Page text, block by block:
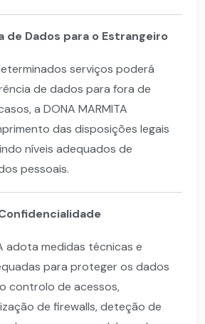
de Dados para o Estrangeiro
serviços poderá
de dados para fora de
a DONA MARMITA
das disposições legais
níveis adequados de
pessoais.
adota medidas técnicas e
para proteger os dados
controlo de acessos,
de firewalls, deteção de